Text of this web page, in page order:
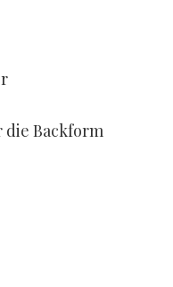
Backform